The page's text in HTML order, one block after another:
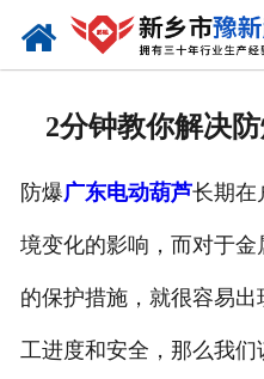
2分钟教你解决
防爆广东电动葫芦长期在
境变化的影响，而对于
的保护措施，就很容易
工进度和安全，那么我